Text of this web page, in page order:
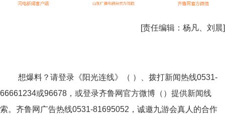
[责任编辑： 杨凡、刘晨]
想爆料？请登录《阳光连线》（ ）、拨打新闻热线0531-
66661234或96678，或登录齐鲁网官方微博（）提供新闻线
索。齐鲁网广告热线0531-81695052 ，诚邀九游会真人的合作